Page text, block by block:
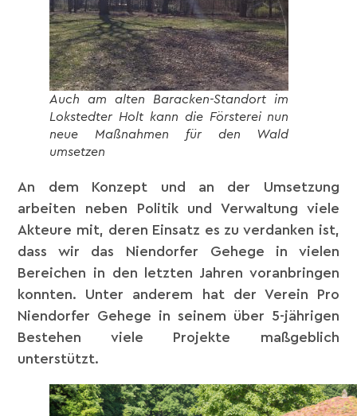
Auch am alten Baracken-Standort im
Lokstedter Holt kann die Försterei nun
neue Maßnahmen für den Wald
umsetzen
An dem Konzept und an der Umsetzung
arbeiten neben Politik und Verwaltung viele
Akteure mit, deren Einsatz es zu verdanken ist,
dass wir das Niendorfer Gehege in vielen
Bereichen in den letzten Jahren voranbringen
konnten. Unter anderem hat der Verein Pro
Niendorfer Gehege in seinem über 5-jährigen
Bestehen viele Projekte maßgeblich
unterstützt.